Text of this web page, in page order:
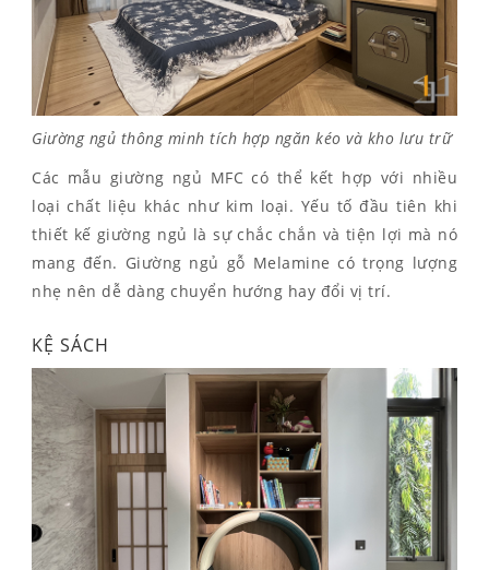
Giường ngủ thông minh tích hợp ngăn kéo và kho lưu trữ
Các mẫu giường ngủ MFC có thể kết hợp với nhiều
loại chất liệu khác như kim loại. Yếu tố đầu tiên khi
thiết kế giường ngủ là sự chắc chắn và tiện lợi mà nó
mang đến. Giường ngủ gỗ Melamine có trọng lượng
nhẹ nên dễ dàng chuyển hướng hay đổi vị trí.
KỆ SÁCH